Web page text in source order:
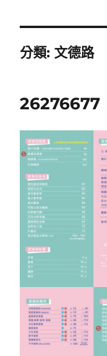
分類: 文德路
26276677